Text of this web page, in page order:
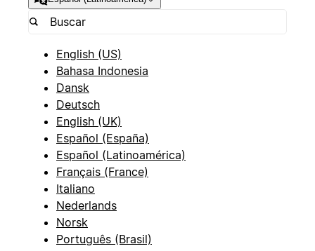
English (US)
Bahasa Indonesia
Dansk
Deutsch
English (UK)
Español (España)
Español (Latinoamérica)
Français (France)
Italiano
Nederlands
Norsk
Português (Brasil)